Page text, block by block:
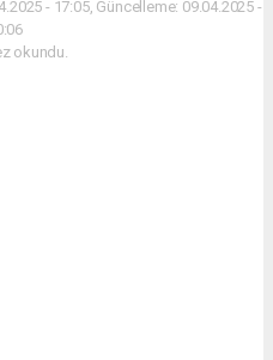
- 17:05, Güncelleme: 09.04.2025 -
okundu.